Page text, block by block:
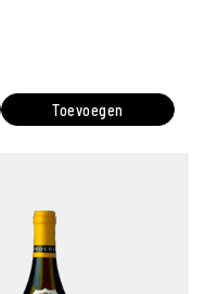
Toevoegen